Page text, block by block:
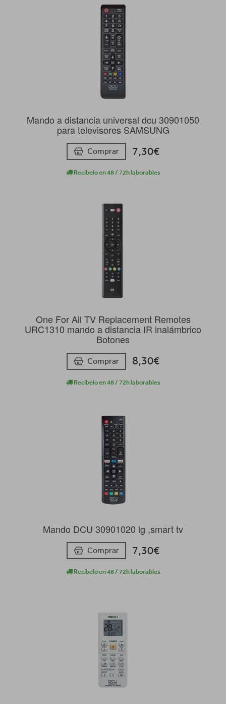
Mando a distancia universal dcu 30901050
para televisores SAMSUNG
Comprar 7,30€
Recíbelo en 48 / 72h laborables
One For All TV Replacement Remotes
URC1310 mando a distancia IR inalámbrico
Botones
Comprar 8,30€
Recíbelo en 48 / 72h laborables
Mando DCU 30901020 lg ,smart tv
Comprar 7,30€
Recíbelo en 48 / 72h laborables